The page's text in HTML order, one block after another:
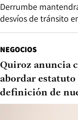
Derrumbe
desvíos de tránsito
NEGOCIOS
Quiroz anuncia
abordar
definición de